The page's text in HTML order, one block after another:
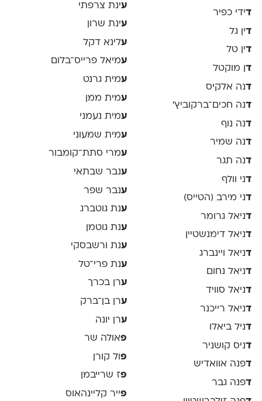
דידי כפיר
דין גל
דין טל
דן מוקטל
דנה אלקיס
דנה חכים־ברקוביץ׳
דנה נוף
דנה שמיר
דנה תגר
דני וולף
דני מירב (הטייס)
דניאל גרומר
דניאל דימנשטיין
דניאל ויינברג
דניאל נחום
דניאל סוויד
דניאל רייכנר
דניל ביאלו
דניס קושניר
דפנה אוואדיש
דפנה גבר
עינת צרפתי
עינת שרון
עלינא דקל
עמיאל פרייס־בלום
עמית גרנט
עמית ממן
עמית נעמני
עמית שמעוני
עמרי סתת־קומבור
ענבר שבתאי
ענבר שפר
ענת גוטברג
ענת גוטמן
ענת ורשבסקי
ענת פרי־טל
ערן בכרך
ערן בן־ברק
ערן יונה
פאולה שר
פ ול קורן
פז שרייבמן
פייר קליינהאוס